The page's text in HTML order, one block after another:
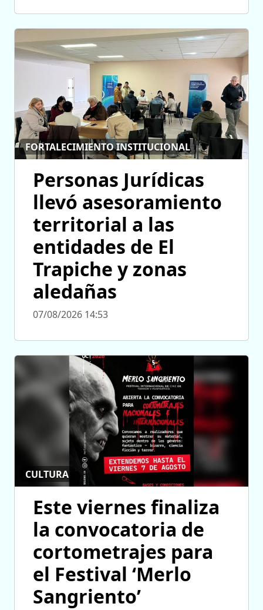
FORTALECIMIENTO INSTITUCIONAL
Personas Jurídicas
llevó asesoramiento
territorial a las
entidades de El
Trapiche y zonas
aledañas
07/08/2026 14:53
CULTURA
Este viernes finaliza
la convocatoria de
cortometrajes para
el Festival ‘Merlo
Sangriento’